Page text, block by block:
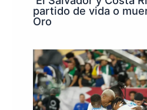
partido de vida o
Oro